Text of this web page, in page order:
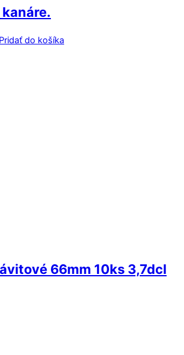
Pridať do košíka
66mm 10ks 3,7dcl